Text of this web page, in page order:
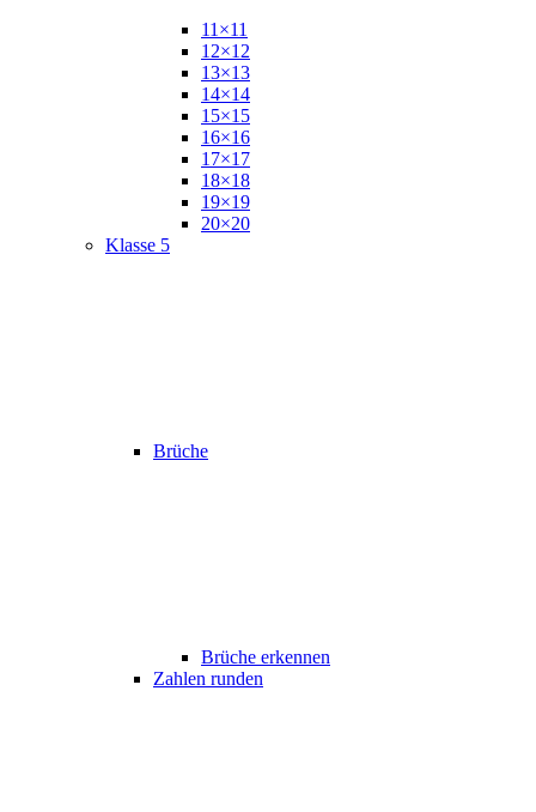
11×11
12×12
13×13
14×14
15×15
16×16
17×17
18×18
19×19
20×20
Klasse 5
Brüche
Brüche erkennen
Zahlen runden